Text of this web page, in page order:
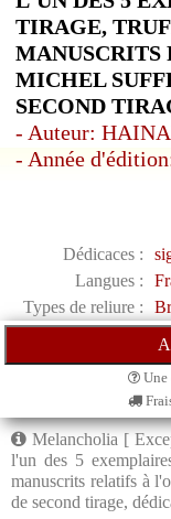
TIRAGE,
MANUSCRITS
MICHEL
SECOND
- Auteur:
- Année
Dédicaces :
Langues :
Types de reliure :
Une
Melancholia [
l'un des 5
manuscrits relatifs à
de second tirage,